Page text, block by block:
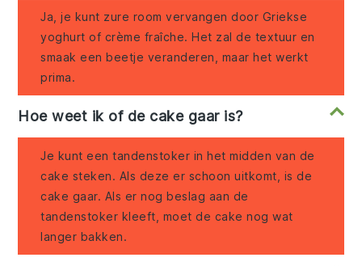
Ja, je kunt zure room vervangen door Griekse
yoghurt of crème fraîche. Het zal de textuur en
smaak een beetje veranderen, maar het werkt
prima.
Hoe weet ik of de cake gaar is?
Je kunt een tandenstoker in het midden van de
cake steken. Als deze er schoon uitkomt, is de
cake gaar. Als er nog beslag aan de
tandenstoker kleeft, moet de cake nog wat
langer bakken.